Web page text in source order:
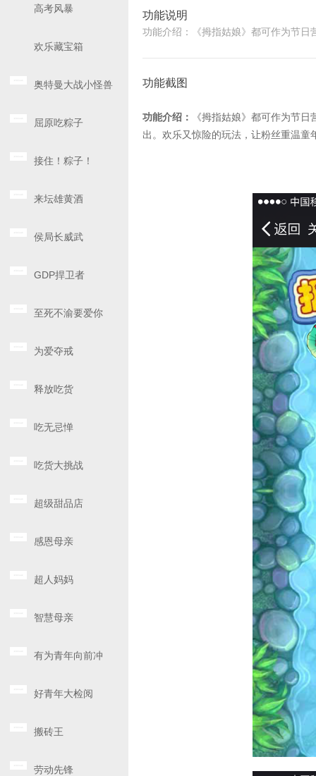
高考风暴
欢乐藏宝箱
奥特曼大战小怪兽
屈原吃粽子
接住！粽子！
来坛雄黄酒
侯局长威武
GDP捍卫者
至死不渝要爱你
为爱夺戒
释放吃货
吃无忌惮
吃货大挑战
超级甜品店
感恩母亲
超人妈妈
智慧母亲
有为青年向前冲
好青年大检阅
搬砖王
劳动先锋
功能说明
功能介绍：《拇指姑娘》都可作为节
功能截图
功能介绍：
《拇指姑娘》都可作为节
出。欢乐又惊险的玩法，让粉丝重温